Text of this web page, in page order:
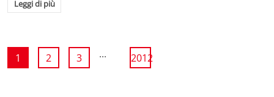
Leggi di più
1 2 3 ... 2012